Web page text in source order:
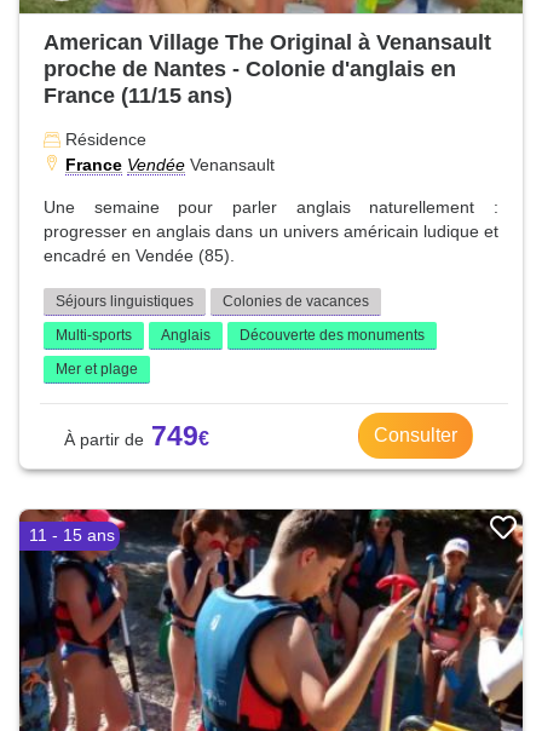
American Village The Original à Venansault
proche de Nantes - Colonie d'anglais en
France (11/15 ans)
Résidence
France Vendée Venansault
Une semaine pour parler anglais naturellement :
progresser en anglais dans un univers américain ludique et
encadré en Vendée (85).
Séjours linguistiques
Colonies de vacances
Multi-sports
Anglais
Découverte des monuments
Mer et plage
749 Consulter
11 - 15 ans